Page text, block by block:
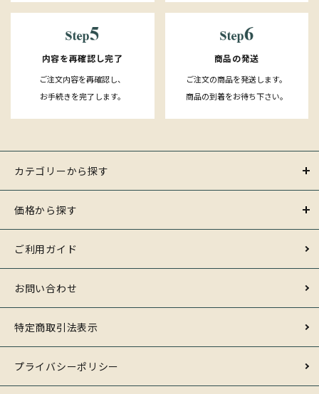
内容を再確認し完了
ご注文内容を再確認し、
お手続きを完了します。
商品の発送
ご注文の商品を発送します。
商品の到着をお待ち下さい。
カテゴリーから探す
価格から探す
ご利用ガイド
お問い合わせ
特定商取引法表示
プライバシーポリシー